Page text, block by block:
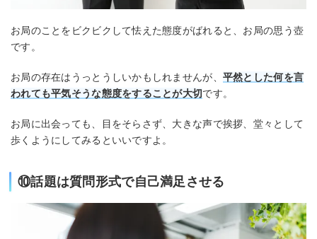
お局のことをビクビクして怯えた態度がばれると、お局の思う壺
です。
お局の存在はうっとうしいかもしれませんが、 平然とした何を言
われても平気そうな態度をすることが大切です。
お局に出会っても、目をそらさず、大きな声で挨拶、堂々として
歩くようにしてみるといいですよ。
⑩話題は質問形式で自己満足させる